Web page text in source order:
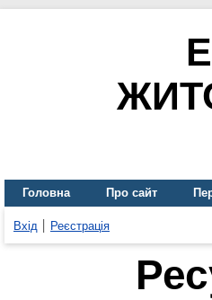
Головна Про сайт
Вхід Реєстрація